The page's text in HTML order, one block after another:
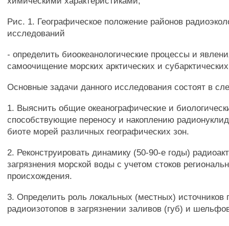
Рис. 1. Географическое положение районов
исследований
- определить биоокеанологические процессы и
самоочищение морских арктических и
Основные задачи данного исследования состоят в
1. Выяснить общие океанографические и
способствующие переносу и накоплению
биоте морей различных географических зон.
2. Реконструировать динамику (50-90-е годы)
загрязнения морской воды с учетом стоков
происхождения.
3. Определить роль локальных (местных) источников
радиоизотопов в загрязнении заливов (губ) и